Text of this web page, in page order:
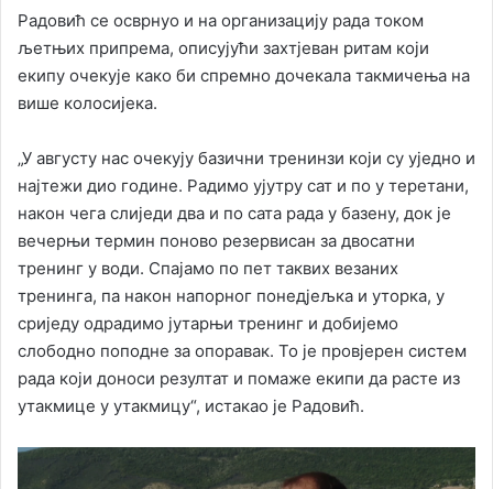
Радовић се осврнуо и на организацију рада током
љетњих припрема, описујући захтјеван ритам који
екипу очекује како би спремно дочекала такмичења на
више колосијека.
„У августу нас очекују базични тренинзи који су уједно и
најтежи дио године. Радимо ујутру сат и по у теретани,
након чега слиједи два и по сата рада у базену, док је
вечерњи термин поново резервисан за двосатни
тренинг у води. Спајамо по пет таквих везаних
тренинга, па након напорног понед‌јељка и уторка, у
сриједу одрадимо јутарњи тренинг и добијемо
слободно поподне за опоравак. То је провјерен систем
рада који доноси резултат и помаже екипи да расте из
утакмице у утакмицу“, истакао је Радовић.